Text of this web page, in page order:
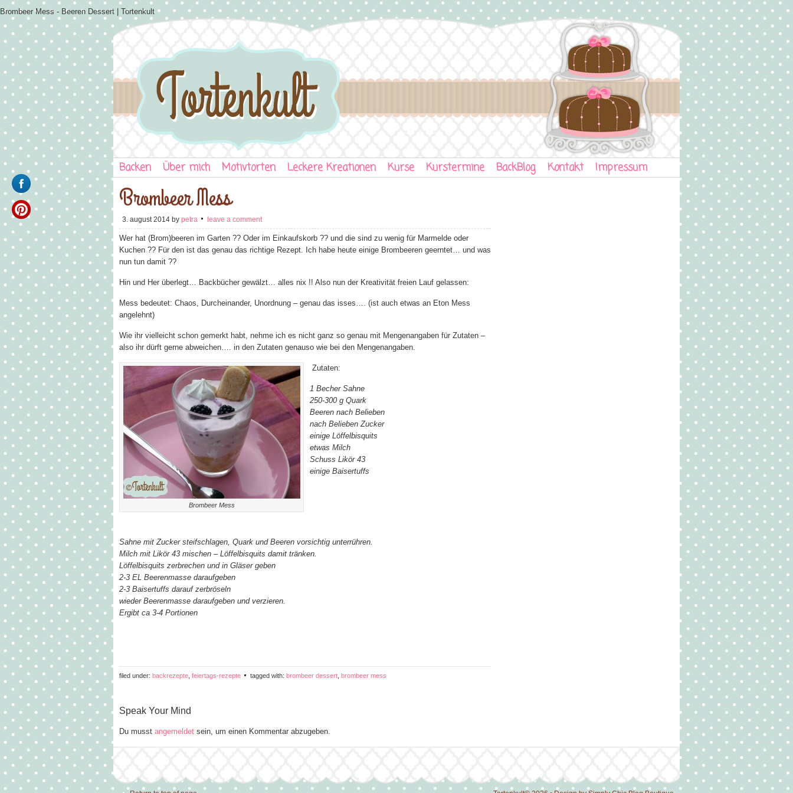
Brombeer Mess - Beeren Dessert | Tortenkult
Backen Über mich Motivtorten Leckere Kreationen Kurse Kurstermine BackBlog Kontakt Impressum
Brombeer Mess
3. august 2014 by petra leave a comment
Wer hat (Brom)beeren im Garten ?? Oder im Einkaufskorb ?? und die sind zu wenig für Marmelde oder
Kuchen ?? Für den ist das genau das richtige Rezept. Ich habe heute einige Brombeeren geerntet… und was
nun tun damit ??
Hin und Her überlegt… Backbücher gewälzt… alles nix !! Also nun der Kreativität freien Lauf gelassen:
Mess bedeutet: Chaos, Durcheinander, Unordnung – genau das isses…. (ist auch etwas an Eton Mess
angelehnt)
Wie ihr vielleicht schon gemerkt habt, nehme ich es nicht ganz so genau mit Mengenangaben für Zutaten –
also ihr dürft gerne abweichen…. in den Zutaten genauso wie bei den Mengenangaben.
Brombeer Mess
Zutaten:
1 Becher Sahne
250-300 g Quark
Beeren nach Belieben
nach Belieben Zucker
einige Löffelbisquits
etwas Milch
Schuss Likör 43
einige Baisertuffs
Sahne mit Zucker steifschlagen, Quark und Beeren vorsichtig unterrühren.
Milch mit Likör 43 mischen – Löffelbisquits damit tränken.
Löffelbisquits zerbrechen und in Gläser geben
2-3 EL Beerenmasse daraufgeben
2-3 Baisertuffs darauf zerbröseln
wieder Beerenmasse daraufgeben und verzieren.
Ergibt ca 3-4 Portionen
filed under: backrezepte feiertags-rezepte tagged with: brombeer dessert brombeer mess
Speak Your Mind
Du musst angemeldet sein, um einen Kommentar abzugeben.